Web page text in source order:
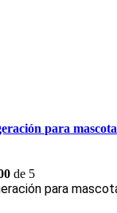
para
de 5
para